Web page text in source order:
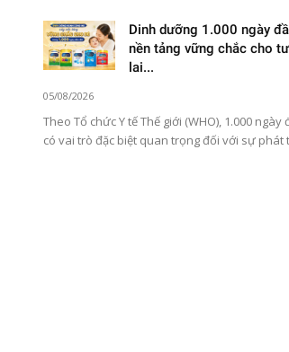
Dinh dưỡng 1.000 ngày
nền tảng vững chắc cho
lai...
05/08/2026
Theo Tổ chức Y tế Thế giới (WHO), 1.000 ngày
có vai trò đặc biệt quan trọng đối với sự phát